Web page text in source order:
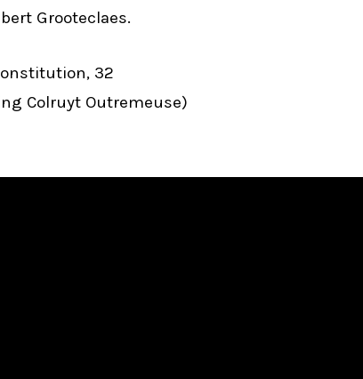
Grooteclaes.
32
Colruyt Outremeuse)